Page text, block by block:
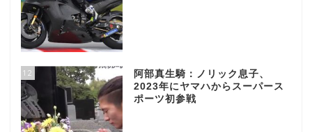
12
阿部真生騎：ノリック息子、
2023年にヤマハからスーパース
ポーツ初参戦